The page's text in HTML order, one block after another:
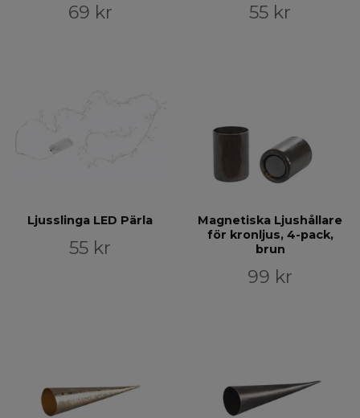
69 kr 55 kr
Ljusslinga LED Pärla
55 kr
Magnetiska Ljushållare
för kronljus, 4-pack,
brun
99 kr